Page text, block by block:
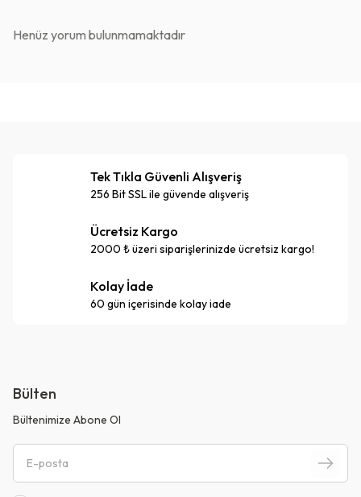
Henüz yorum bulunmamaktadır
Tek Tıkla Güvenli Alışveriş
256 Bit SSL ile güvende alışveriş
Ücretsiz Kargo
2000 ₺ üzeri siparişlerinizde ücretsiz kargo!
Kolay İade
60 gün içerisinde kolay iade
Bülten
Bültenimize Abone Ol